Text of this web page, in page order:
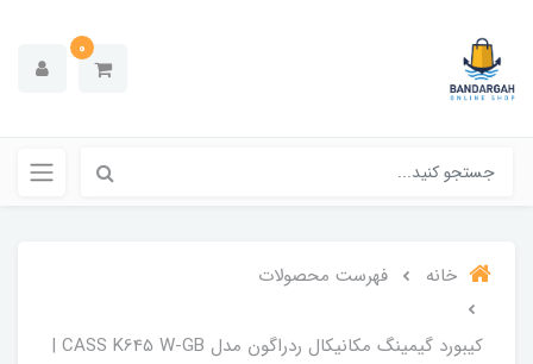
0
خانه فهرست محصولات
کیبورد گیمینگ مکانیکال ردراگون مدل CASS K645 W-GB |